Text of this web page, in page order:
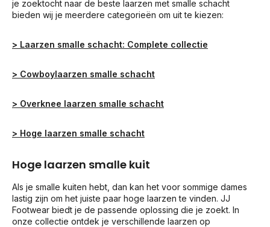
je zoektocht naar de beste laarzen met smalle schacht
bieden wij je meerdere categorieën om uit te kiezen:
> Laarzen smalle schacht: Complete collectie
> Cowboylaarzen smalle schacht
> Overknee laarzen smalle schacht
> Hoge laarzen smalle schacht
Hoge laarzen smalle kuit
Als je smalle kuiten hebt, dan kan het voor sommige dames
lastig zijn om het juiste paar hoge laarzen te vinden. JJ
Footwear biedt je de passende oplossing die je zoekt. In
onze collectie ontdek je verschillende laarzen op